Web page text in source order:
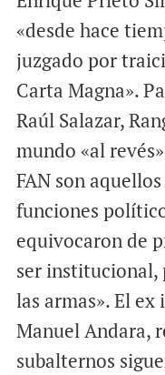
«desde hace
juzgado por
Carta Magna».
Raúl Salazar,
mundo «al
FAN son
funciones
equivocaron de
ser institucional,
las armas». El ex
Manuel Andara,
subalternos